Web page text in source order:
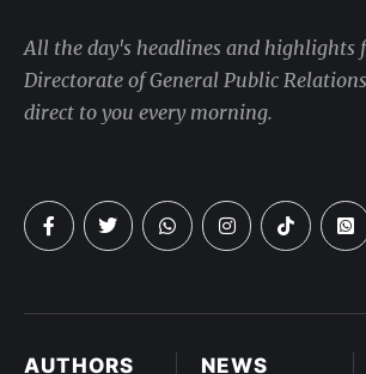
NEWS
AUTHORS
All the day's headlines and highlights
Directorate of General Public
direct to you every morning.